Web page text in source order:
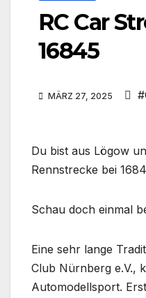
RC Car
16845
MÄRZ 27, 2025
Du bist aus Lögow
Rennstrecke bei
Schau doch einmal
Eine sehr lange
Club Nürnberg e.V.,
Automodellsport.